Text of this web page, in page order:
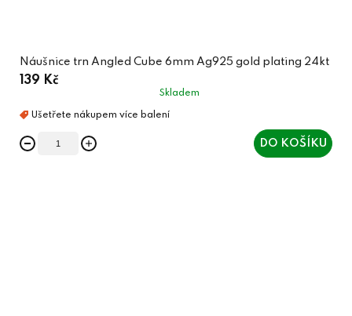
Náušnice trn Angled Cube 6mm Ag925 gold plating 24kt
139 Kč
Skladem
DO KOŠÍKU